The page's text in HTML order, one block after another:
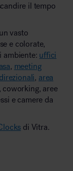
il tempo
vasto
e colorate,
ambiente: uffici
, meeting
, area
, coworking, aree
e camere da
di Vitra.